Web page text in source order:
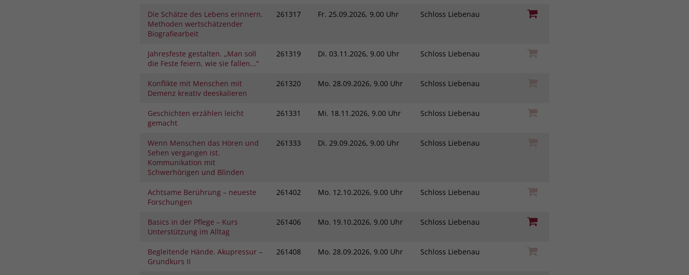
Die Schätze des Lebens erinnern.
Methoden wertschätzender
Biografiearbeit
261317 Fr. 25.09.2026, 9.00 Uhr Schloss Liebenau
Jahresfeste gestalten. „Man soll
die Feste feiern, wie sie fallen...“
261319 Di. 03.11.2026, 9.00 Uhr Schloss Liebenau
Konflikte mit Menschen mit
Demenz kreativ deeskalieren
261320 Mo. 28.09.2026, 9.00 Uhr Schloss Liebenau
Geschichten erzählen leicht
gemacht
261331 Mi. 18.11.2026, 9.00 Uhr Schloss Liebenau
Wenn Menschen das Hören und
Sehen vergangen ist.
Kommunikation mit
Schwerhörigen und Blinden
261333 Di. 29.09.2026, 9.00 Uhr Schloss Liebenau
Achtsame Berührung – neueste
Forschungen
261402 Mo. 12.10.2026, 9.00 Uhr Schloss Liebenau
Basics in der Pflege – Kurs
Unterstützung im Alltag
261406 Mo. 19.10.2026, 9.00 Uhr Schloss Liebenau
Begleitende Hände. Akupressur –
Grundkurs II
261408 Mo. 28.09.2026, 9.00 Uhr Schloss Liebenau